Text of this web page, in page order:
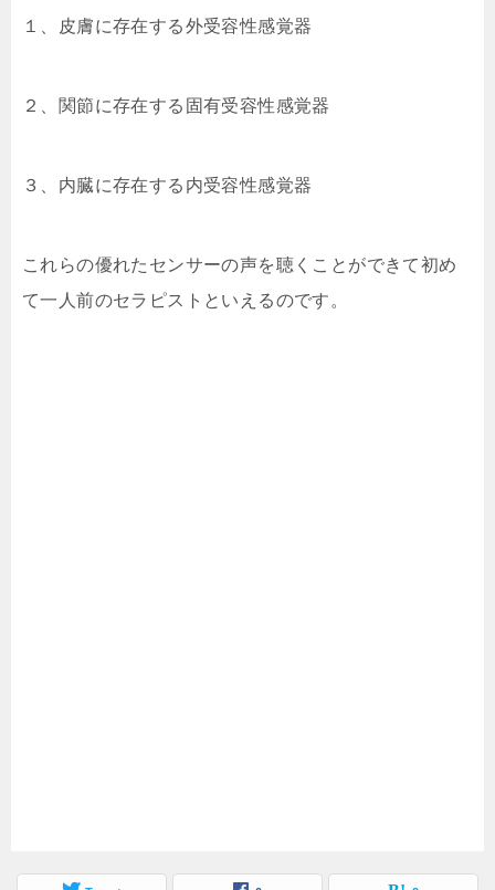
１、皮膚に存在する外受容性感覚器
２、関節に存在する固有受容性感覚器
３、内臓に存在する内受容性感覚器
これらの優れたセンサーの声を聴くことができて初め
て一人前のセラピストといえるのです。